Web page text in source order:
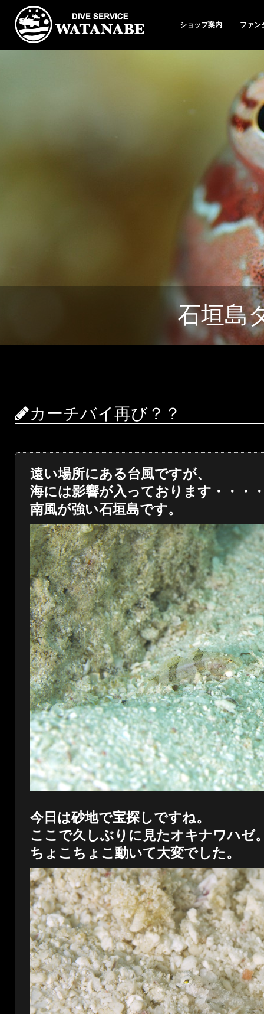
ショップ案内 ファン
石垣島
カーチバイ再び？？
遠い場所にある台風ですが、
海には影響が入っております・・・
南風が強い石垣島です。
今日は砂地で宝探しですね。
ここで久しぶりに見たオキナワハゼ
ちょこちょこ動いて大変でした。